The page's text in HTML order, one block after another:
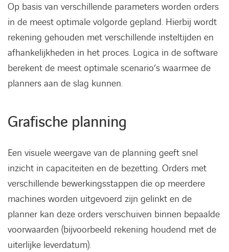
Op basis van verschillende parameters worden orders
in de meest optimale volgorde gepland. Hierbij wordt
rekening gehouden met verschillende insteltijden en
afhankelijkheden in het proces. Logica in de software
berekent de meest optimale scenario’s waarmee de
planners aan de slag kunnen.
Grafische planning
Een visuele weergave van de planning geeft snel
inzicht in capaciteiten en de bezetting. Orders met
verschillende bewerkingsstappen die op meerdere
machines worden uitgevoerd zijn gelinkt en de
planner kan deze orders verschuiven binnen bepaalde
voorwaarden (bijvoorbeeld rekening houdend met de
uiterlijke leverdatum).